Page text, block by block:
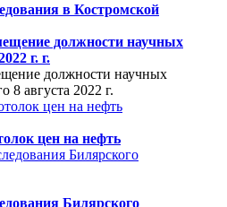
в Костромской
должности научных
г. г.
должности научных
8 августа 2022 г.
цен на нефть
Билярского